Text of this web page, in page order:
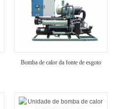
Bomba de calor da fonte de esgoto